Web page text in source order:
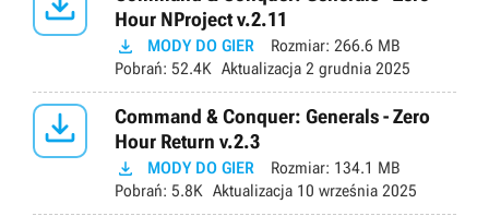
Hour NProject v.2.11
 MODY DO GIER Rozmiar: 266.6 MB
Pobrań: 52.4K Aktualizacja 2 grudnia 2025

Command & Conquer: Generals - Zero
Hour Return v.2.3
 MODY DO GIER Rozmiar: 134.1 MB
Pobrań: 5.8K Aktualizacja 10 września 2025